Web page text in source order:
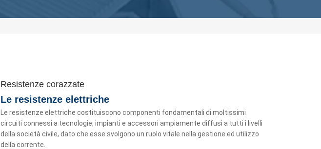
Resistenze corazzate
Le resistenze elettriche
Le resistenze elettriche costituiscono componenti fondamentali di moltissimi
circuiti connessi a tecnologie, impianti e accessori ampiamente diffusi a tutti i livelli
della società civile, dato che esse svolgono un ruolo vitale nella gestione ed utilizzo
della corrente.